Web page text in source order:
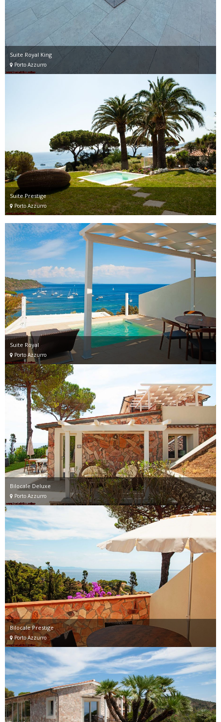
Suite Royal King
Porto Azzurro
Suite Prestige
Porto Azzurro
Suite Royal
Porto Azzurro
Bilocale Deluxe
Porto Azzurro
Bilocale Prestige
Porto Azzurro